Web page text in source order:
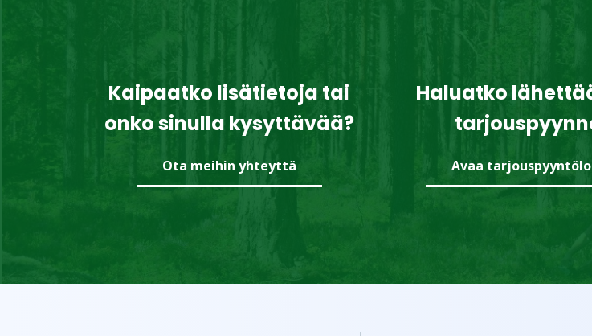
Kaipaatko lisätietoja tai
onko sinulla kysyttävää?
Ota meihin yhteyttä
Haluatko
Avaa